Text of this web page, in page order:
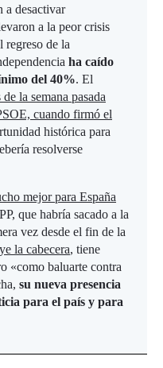
a desactivar
a la peor crisis
regreso de la
ha caído
del 40%. El
la semana pasada
cuando firmó el
histórica para
resolverse
mejor para España
que habría sacado a la
vez desde el fin de la
la cabecera, tiene
«como baluarte contra
su nueva presencia
para el país y para